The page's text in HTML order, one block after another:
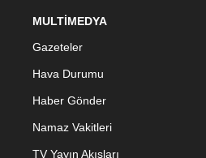
MULTİMEDYA
Gazeteler
Hava Durumu
Haber Gönder
Namaz Vakitleri
TV Yayın Akışları